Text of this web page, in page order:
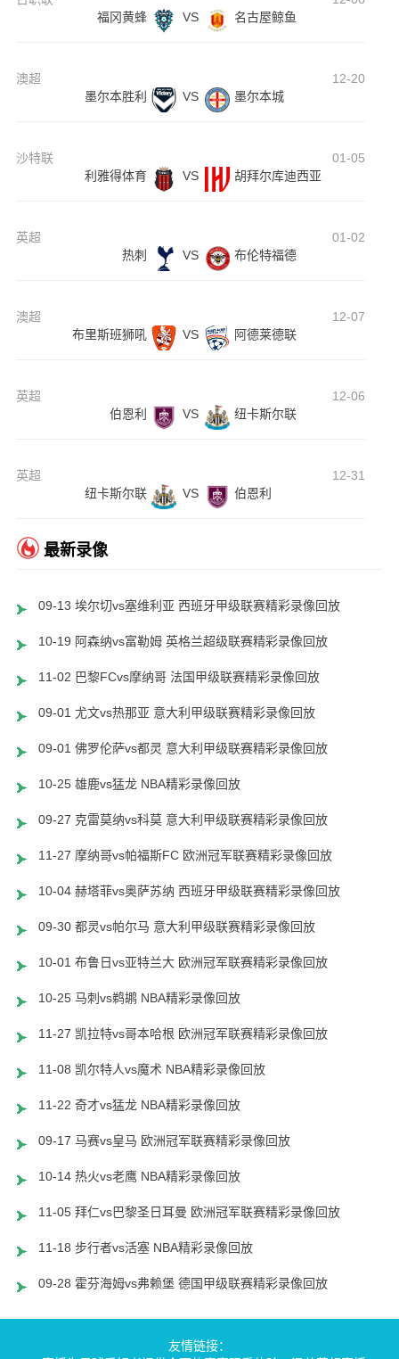
福冈黄蜂
VS 名古屋鲸鱼
澳超
12-20
墨尔本胜利
VS 墨尔本城
沙特联
01-05
利雅得体育
VS 胡拜尔库迪西亚
英超
01-02
热刺
VS 布伦特福德
澳超
12-07
布里斯班狮吼
VS 阿德莱德联
英超
12-06
伯恩利
VS 纽卡斯尔联
英超
12-31
纽卡斯尔联
VS 伯恩利
最新录像
09-13 埃尔切vs塞维利亚 西班牙甲级联赛精彩录像回放
10-19 阿森纳vs富勒姆 英格兰超级联赛精彩录像回放
11-02 巴黎FCvs摩纳哥 法国甲级联赛精彩录像回放
09-01 尤文vs热那亚 意大利甲级联赛精彩录像回放
09-01 佛罗伦萨vs都灵 意大利甲级联赛精彩录像回放
10-25 雄鹿vs猛龙 NBA精彩录像回放
09-27 克雷莫纳vs科莫 意大利甲级联赛精彩录像回放
11-27 摩纳哥vs帕福斯FC 欧洲冠军联赛精彩录像回放
10-04 赫塔菲vs奥萨苏纳 西班牙甲级联赛精彩录像回放
09-30 都灵vs帕尔马 意大利甲级联赛精彩录像回放
10-01 布鲁日vs亚特兰大 欧洲冠军联赛精彩录像回放
10-25 马刺vs鹈鹕 NBA精彩录像回放
11-27 凯拉特vs哥本哈根 欧洲冠军联赛精彩录像回放
11-08 凯尔特人vs魔术 NBA精彩录像回放
11-22 奇才vs猛龙 NBA精彩录像回放
09-17 马赛vs皇马 欧洲冠军联赛精彩录像回放
10-14 热火vs老鹰 NBA精彩录像回放
11-05 拜仁vs巴黎圣日耳曼 欧洲冠军联赛精彩录像回放
11-18 步行者vs活塞 NBA精彩录像回放
09-28 霍芬海姆vs弗赖堡 德国甲级联赛精彩录像回放
友情链接：